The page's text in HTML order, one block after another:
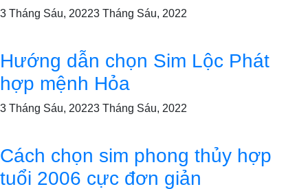
3 Tháng Sáu, 20223 Tháng Sáu, 2022
Hướng dẫn chọn Sim Lộc Phát
hợp mệnh Hỏa
3 Tháng Sáu, 20223 Tháng Sáu, 2022
Cách chọn sim phong thủy hợp
tuổi 2006 cực đơn giản